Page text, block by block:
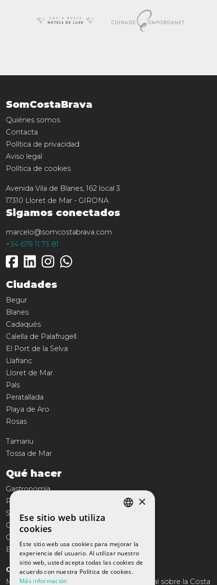
SomCostaBrava
Quiénes somos
Contacta
Política de privacidad
Aviso legal
Política de cookies
Avenida Vila de Blanes, 162 local 3
17310 Lloret de Mar - GIRONA
Sigamos conectados
marcelo@somcostabrava.com
+34 679 11 73 81
Ciudades
Begur
Blanes
Cadaqués
Calella de Palafrugell
El Port de la Selva
Llafranc
Lloret de Mar
Pals
Peratallada
Playa de Aro
Rosas
Tamariu
Tossa de Mar
Qué hacer
Gastronomía
Reportajes
Servicios
Comercio
Cultura
Entretenimiento
COSTA BRAVA TRAVEL
Mas de 10 años ofreciendo el catálogo anual sobre la Costa
ENGLISH
FRENCH
×
Ese sitio web utiliza
cookies
Este sitio web usa cookies para mejorar la
experiencia del usuario. Al utilizar nuestro
sitio web, usted acepta todas las cookies de
acuerdo con nuestra Política de cookies.
Más información